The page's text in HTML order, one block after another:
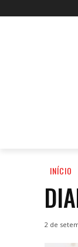
INÍCIO
2 de